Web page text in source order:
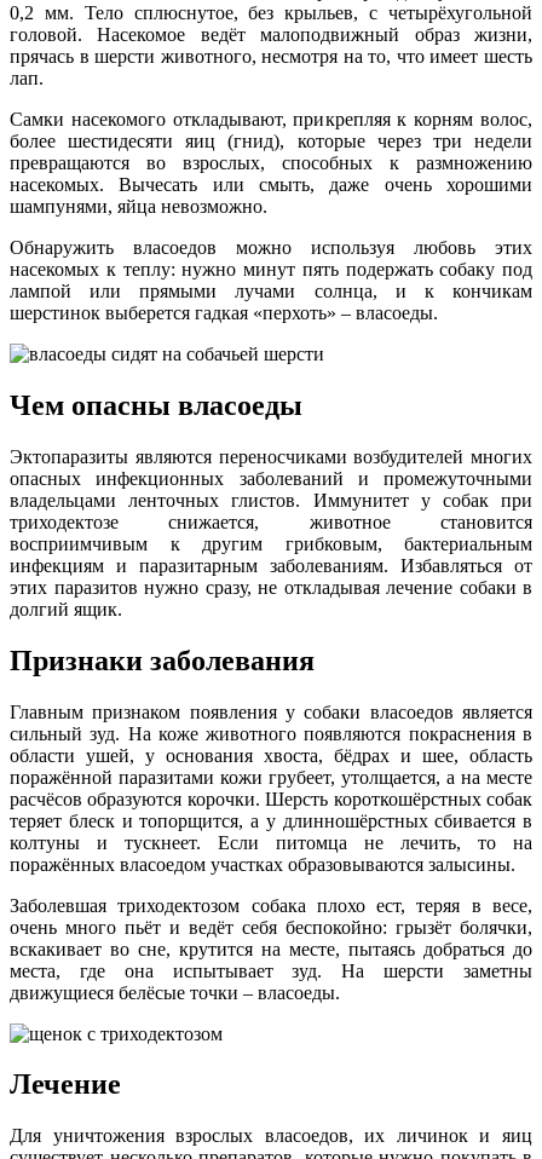
0,2 мм. Тело сплюснутое, без крыльев, с четырёхугольной
головой. Насекомое ведёт малоподвижный образ жизни,
прячась в шерсти животного, несмотря на то, что имеет шесть
лап.
Самки насекомого откладывают, прикрепляя к корням волос,
более шестидесяти яиц (гнид), которые через три недели
превращаются во взрослых, способных к размножению
насекомых. Вычесать или смыть, даже очень хорошими
шампунями, яйца невозможно.
Обнаружить власоедов можно используя любовь этих
насекомых к теплу: нужно минут пять подержать собаку под
лампой или прямыми лучами солнца, и к кончикам
шерстинок выберется гадкая «перхоть» – власоеды.
Чем опасны власоеды
Эктопаразиты являются переносчиками возбудителей многих
опасных инфекционных заболеваний и промежуточными
владельцами ленточных глистов. Иммунитет у собак при
триходектозе снижается, животное становится
восприимчивым к другим грибковым, бактериальным
инфекциям и паразитарным заболеваниям. Избавляться от
этих паразитов нужно сразу, не откладывая лечение собаки в
долгий ящик.
Признаки заболевания
Главным признаком появления у собаки власоедов является
сильный зуд. На коже животного появляются покраснения в
области ушей, у основания хвоста, бёдрах и шее, область
поражённой паразитами кожи грубеет, утолщается, а на месте
расчёсов образуются корочки. Шерсть короткошёрстных собак
теряет блеск и топорщится, а у длинношёрстных сбивается в
колтуны и тускнеет. Если питомца не лечить, то на
поражённых власоедом участках образовываются залысины.
Заболевшая триходектозом собака плохо ест, теряя в весе,
очень много пьёт и ведёт себя беспокойно: грызёт болячки,
вскакивает во сне, крутится на месте, пытаясь добраться до
места, где она испытывает зуд. На шерсти заметны
движущиеся белёсые точки – власоеды.
Лечение
Для уничтожения взрослых власоедов, их личинок и яиц